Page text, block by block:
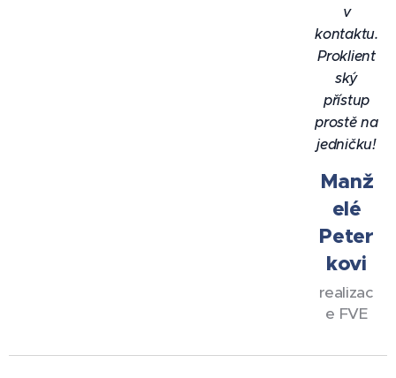
v
kontaktu.
Proklient
ský
přístup
prostě na
jedničku!
Manž
elé
Peter
kovi
realizac
e FVE